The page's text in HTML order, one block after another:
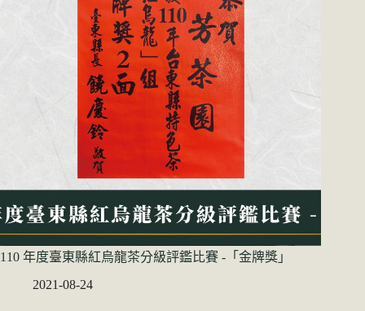
110 年度臺東縣紅烏龍茶分級評鑑比賽 -「金牌獎」
2021-08-24